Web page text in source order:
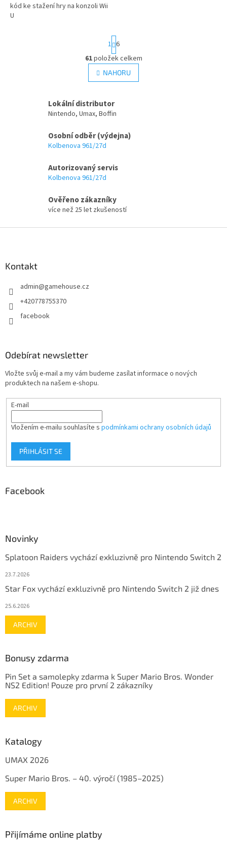
kód ke stažení hry na konzoli Wii
U
O
v
l
d
a
í
p
k
ý
p
s
S
t
r
á
n
k
á
n
1 6
61položek celkem
NAHORU
Lokální distributor
Nintendo, Umax, Boffin
Osobní odběr (výdejna)
Kolbenova 961/27d
Autorizovaný servis
Kolbenova 961/27d
Ověřeno zákazníky
více než 25 let zkušeností
Kontakt
admin@gamehouse.cz
+420778755370
facebook
Odebírat newsletter
Vložte svůj e-mail a my vám budeme zasílat informace o nových
produktech na našem e-shopu.
E-mail
Vložením e-mailu souhlasíte s podmínkami ochrany osobních údajů
PŘIHLÁSIT SE
Facebook
Novinky
Splatoon Raiders vychází exkluzivně pro Nintendo Switch 2
23.7.2026
Star Fox vychází exkluzivně pro Nintendo Switch 2 již dnes
25.6.2026
ARCHIV
Bonusy zdarma
Pin Set a samolepky zdarma k Super Mario Bros. Wonder
NS2 Edition! Pouze pro první 2 zákazníky
ARCHIV
Katalogy
UMAX 2026
Super Mario Bros. – 40. výročí (1985–2025)
ARCHIV
Přijímáme online platby